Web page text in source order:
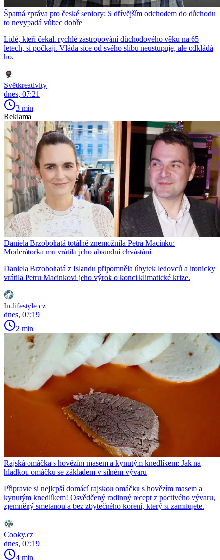
Špatná zpráva pro české seniory: S dřívějším odchodem do důchodu
to nevypadá vůbec dobře
Lidé, kteří čekali rychlé zastropování důchodového věku na 65
letech, si počkají. Vláda sice od svého slibu neustupuje, ale odkládá
ho.
Světkreativity
dnes, 07:21
3 min
Reklama
Daniela Brzobohatá totálně znemožnila Petra Macinku:
Moderátorka mu vrátila jeho absurdní chvástání
Daniela Brzobohatá z Islandu připomněla úbytek ledovců a ironicky
vrátila Petru Macinkovi jeho výrok o konci klimatické krize.
In-lifestyle.cz
dnes, 07:19
2 min
Rajská omáčka s hovězím masem a kynutým knedlíkem: Jak na
hladkou omáčku se základem v silném vývaru
Připravte si nejlepší domácí rajskou omáčku s hovězím masem a
kynutým knedlíkem! Osvědčený rodinný recept z poctivého vývaru,
zjemněný smetanou a bez zbytečného koření, který si zamilujete.
Cooky.cz
dnes, 07:19
4 min